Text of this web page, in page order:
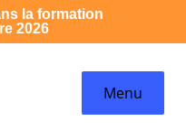
la formation
2026
Menu